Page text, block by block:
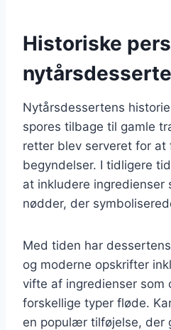
Historiske
Nytårsdessertens
spores tilbage til gamle
retter blev serveret for at
begyndelser. I tidligere
at inkludere ingredienser
nødder, der
Med tiden har
og moderne opskrifter
vifte af ingredienser som
forskellige typer fløde.
en populær tilføjelse, der